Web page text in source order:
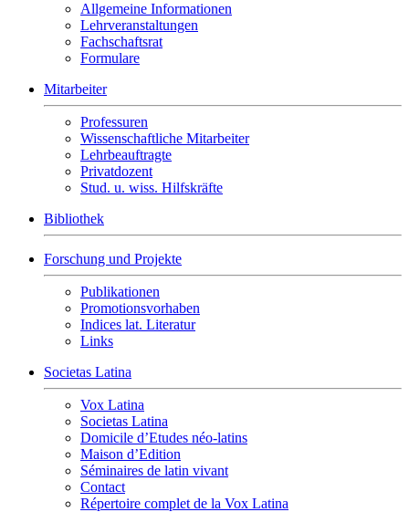
Allgemeine Informationen
Lehrveranstaltungen
Fachschaftsrat
Formulare
Mitarbeiter
Professuren
Wissenschaftliche Mitarbeiter
Lehrbeauftragte
Privatdozent
Stud. u. wiss. Hilfskräfte
Bibliothek
Forschung und Projekte
Publikationen
Promotionsvorhaben
Indices lat. Literatur
Links
Societas Latina
Vox Latina
Societas Latina
Domicile d’Etudes néo-latins
Maison d’Edition
Séminaires de latin vivant
Contact
Répertoire complet de la Vox Latina